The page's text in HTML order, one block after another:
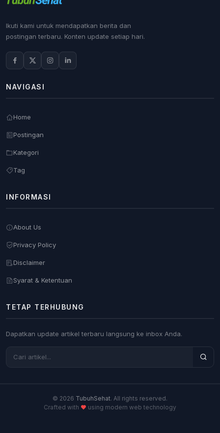
Ikuti kami untuk mendapatkan berita dan
postingan terbaru. Konten update setiap hari.
NAVIGASI
Home
Postingan
Kategori
Tag
INFORMASI
About Us
Privacy Policy
Disclaimer
Syarat & Ketentuan
TETAP TERHUBUNG
Dapatkan update artikel terbaru langsung ke inbox Anda.
© 2026 TubuhSehat. All rights reserved.
Crafted with
using modern web technology